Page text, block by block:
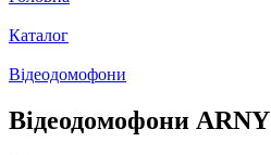
Каталог
Відеодомофони
Відеодомофони ARNY